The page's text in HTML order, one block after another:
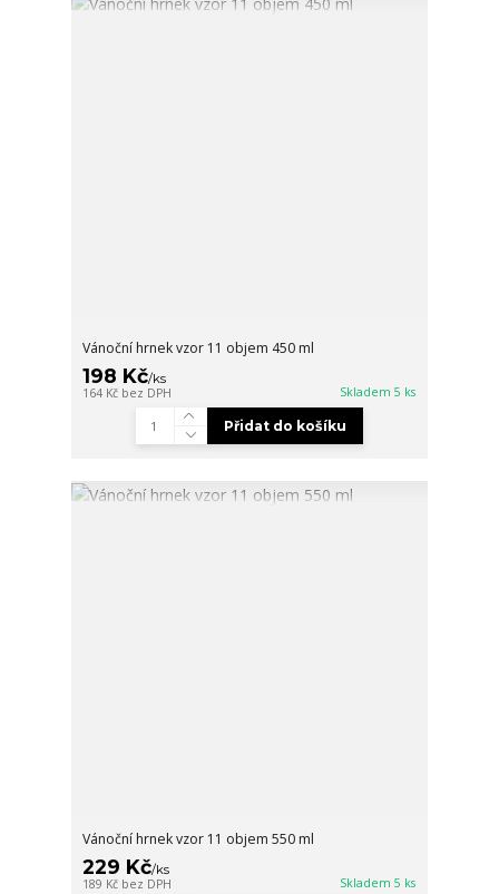
Vánoční hrnek vzor 11 objem 450 ml
198 Kč/ks
164 Kč bez DPH Skladem 5 ks
Přidat do košíku
Vánoční hrnek vzor 11 objem 550 ml
229 Kč/ks
189 Kč bez DPH Skladem 5 ks